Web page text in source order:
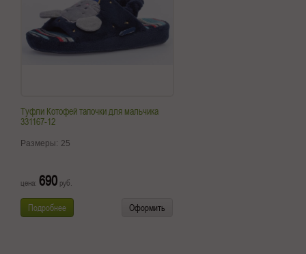
Туфли Котофей тапочки для мальчика
331167-12
Размеры: 25
цена: 690 руб.
Подробнее Оформить